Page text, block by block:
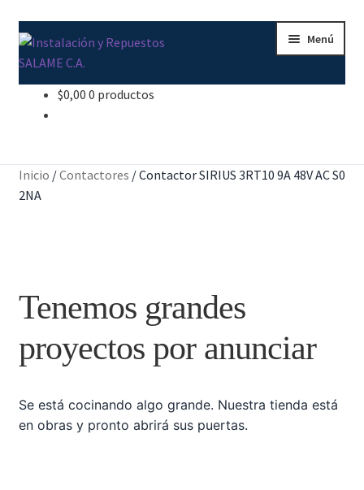
Ir
a
la
navegación
Ir
al
contenido
Menú
Contacto
Mi cuenta
Nosotros
Sample Page
$0,00 0 productos
Inicio /Contactores /Contactor SIRIUS 3RT10 9A 48V AC S0
2NA
Tenemos grandes
proyectos por anunciar
Se está cocinando algo grande. Nuestra tienda está
en obras y pronto abrirá sus puertas.